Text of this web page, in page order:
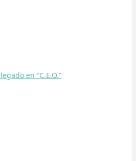
en “C.E.O.”